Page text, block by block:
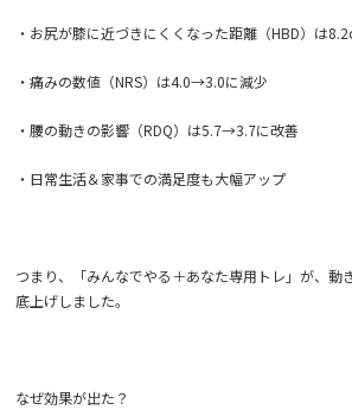
・お尻が膝に近づきにくくなった距離（HBD）は
・痛みの数値（NRS）は4.0→3.0に減少
・腰の動きの影響（RDQ）は5.7→3.7に改善
・日常生活＆家事での満足度も大幅アップ
つまり、「みんなでやる＋あなた専用トレ」が、動
底上げしました。
なぜ効果が出た？